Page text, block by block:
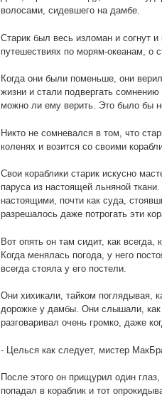
волосами, сидевшего на дамбе.
Старик был весь изломан и согнут
путешествиях по морям-океанам, о
Когда они были поменьше, они
жизни и стали подвергать
можно ли ему верить. Это было бы
Никто не сомневался в том, что
коленях и возится со своими
Свои кораблики старик искусно
паруса из настоящей льняной
настоящими, почти как суда,
разрешалось даже потрогать эти
Вот опять он там сидит, как
Когда менялась погода, у него
всегда стояла у его постели.
Они хихикали, тайком поглядывая,
дорожке у дамбы. Они слышали, как
разговаривал очень громко, даже
- Целься как следует, мистер
После этого он прищурил один
попадал в кораблик и тот